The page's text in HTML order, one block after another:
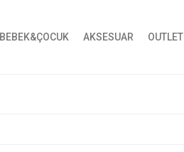
BEBEK&ÇOCUK AKSESUAR OUTLET